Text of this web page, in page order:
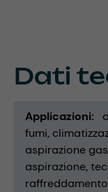
Dati
Applicazioni
fumi
aspirazione
aspirazione
raffreddamento